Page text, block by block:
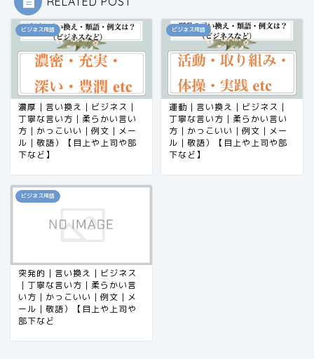
ビジネス用語
濃厚｜言い換え｜ビジネス｜
丁寧な言い方｜柔らかい言い
方｜かっこいい｜例文｜メー
ル｜敬語）【目上や上司や部
下など】
ビジネス用語
運動｜言い換え｜ビジネス｜
丁寧な言い方｜柔らかい言い
方｜かっこいい｜例文｜メー
ル｜敬語）【目上や上司や部
下など】
ビジネス用語
突発的｜言い換え｜ビジネス
｜丁寧な言い方｜柔らかい言
い方｜かっこいい｜例文｜メ
ール｜敬語）【目上や上司や
部下など